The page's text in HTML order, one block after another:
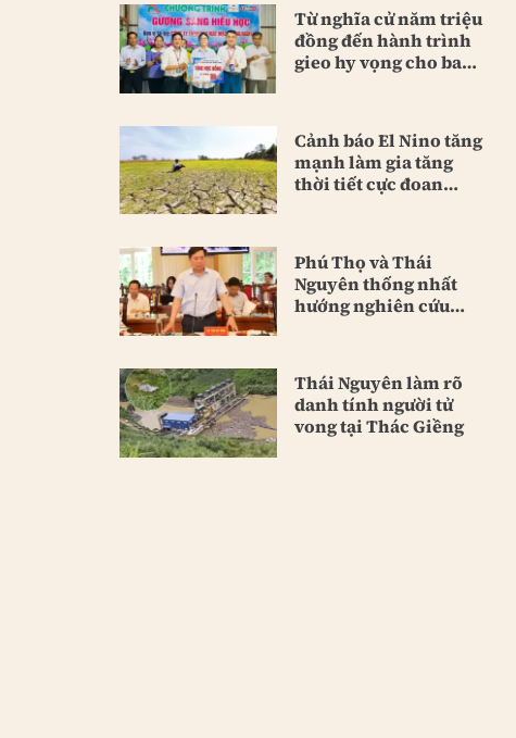
Từ nghĩa cử năm triệu
đồng đến hành trình
gieo hy vọng cho bao
Cảnh báo El Nino tăng
mạnh làm gia tăng
thời tiết cực đoan
Phú Thọ và Thái
Nguyên thống nhất
hướng nghiên cứu
Thái Nguyên làm rõ
danh tính người tử
vong tại Thác Giềng